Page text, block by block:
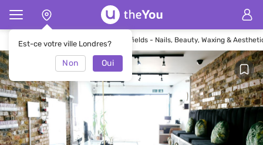
Est-ce votre ville Londres?
Non Oui
Page d'accueil Salon Selfish Spitalfields - Nails, Beauty, Waxing &